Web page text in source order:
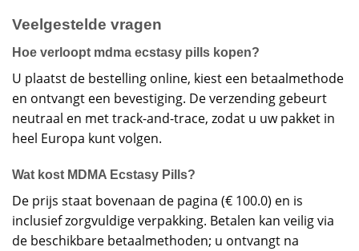
Veelgestelde vragen
Hoe verloopt mdma ecstasy pills kopen?
U plaatst de bestelling online, kiest een betaalmethode
en ontvangt een bevestiging. De verzending gebeurt
neutraal en met track-and-trace, zodat u uw pakket in
heel Europa kunt volgen.
Wat kost MDMA Ecstasy Pills?
De prijs staat bovenaan de pagina (€ 100.0) en is
inclusief zorgvuldige verpakking. Betalen kan veilig via
de beschikbare betaalmethoden; u ontvangt na